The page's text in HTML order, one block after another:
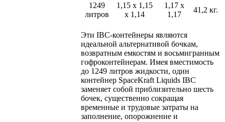
1249
литров
1,15 x 1,15
x 1,14
1,17 x
1,17
41,2 кг.
Эти IBC-контейнеры являются
идеальной альтернативой бочкам,
возвратным емкостям и восьмигранным
гофроконтейнерам. Имея вместимость
до 1249 литров жидкости, один
контейнер SpaceKraft Liquids IBC
заменяет собой приблизительно шесть
бочек, существенно сокращая
временные и трудовые затраты на
заполнение, опорожнение и